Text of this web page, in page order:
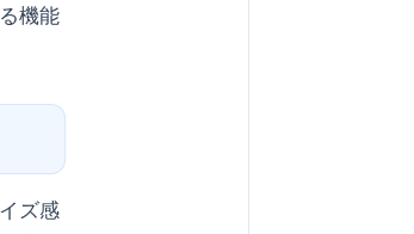
機能
ズ感